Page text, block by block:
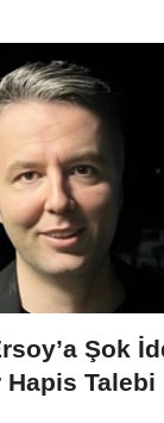
Şok
Hapis Talebi